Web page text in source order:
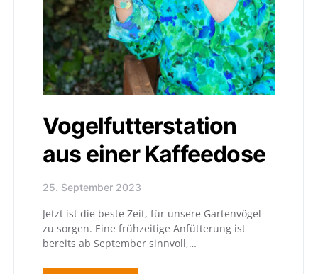
Vogelfutterstation
aus einer Kaffeedose
25. September 2023
Jetzt ist die beste Zeit, für unsere Gartenvögel
zu sorgen. Eine frühzeitige Anfütterung ist
bereits ab September sinnvoll,…